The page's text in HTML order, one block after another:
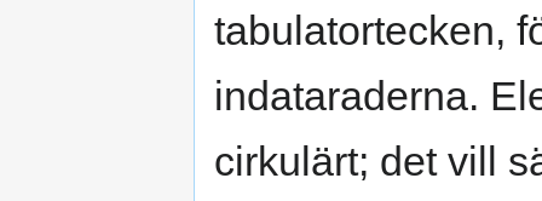
tabulatortecken,
indataraderna.
cirkulärt; det vill